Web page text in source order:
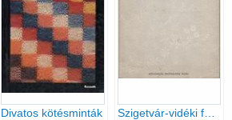
Divatos kötésminták Szigetvár-vidéki fehérhímzések